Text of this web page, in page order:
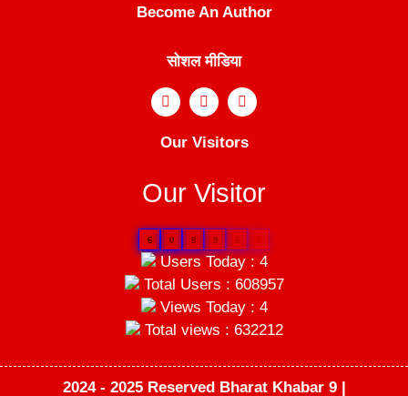
Become An Author
सोशल मीडिया
Our Visitors
Our Visitor
6 0 8 9 5 7
Users Today : 4
Total Users : 608957
Views Today : 4
Total views : 632212
2024 - 2025 Reserved Bharat Khabar 9 |